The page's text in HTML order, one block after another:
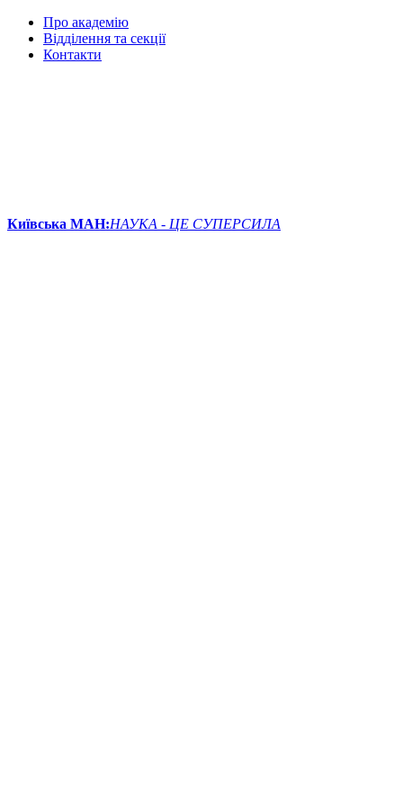
Про академію
Відділення та секції
Контакти
Київська МАН:НАУКА - ЦЕ СУПЕРСИЛА